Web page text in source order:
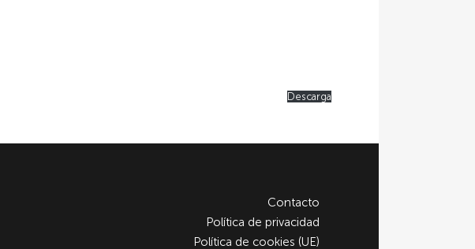
Descarga
Contacto
Política de privacidad
Política de cookies (UE)